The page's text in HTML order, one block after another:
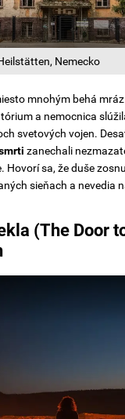
Nemecko
mnohým behá
a nemocnica
svetových vojen.
zanechali
Hovorí sa, že duše
sieňach a nevedia
(The Door